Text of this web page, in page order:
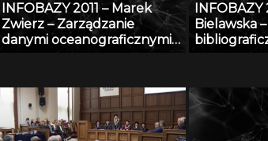
INFOBAZY 2011 – Marek
Zwierz – Zarządzanie
danymi oceanograficznymi
Danych Oceanograficznych
INFOBAZY
Bielawska
wieku –
obecny